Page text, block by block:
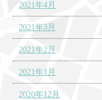
2021年4月
2021年3月
2021年2月
2021年1月
2020年12月